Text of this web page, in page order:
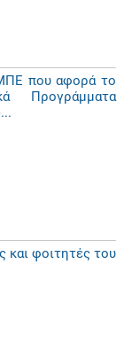
που αφορά το
Προγράμματα
και φοιτητές του